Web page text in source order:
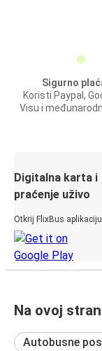
Sigurno
Koristi Paypal,
Visu i
Digitalna karta i
praćenje uživo
Otkrij FlixBus aplikaciju
Na ovoj
Autobusne